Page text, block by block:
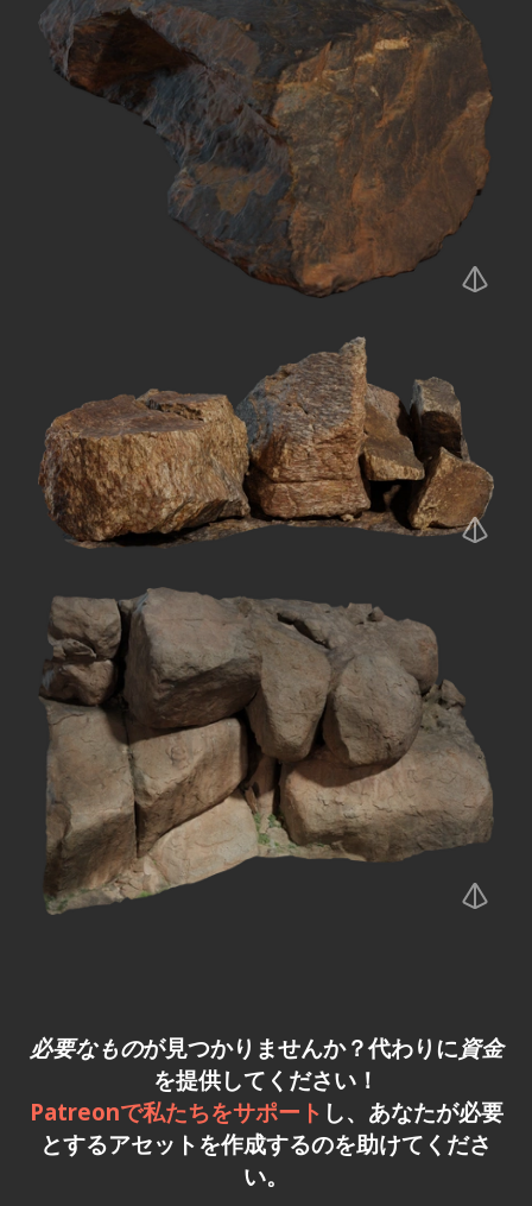
必要なものが見つかりませんか？代わりに資金
を提供してください！
Patreonで私たちをサポート し、あなたが必要
とするアセットを作成するのを助けてくださ
い。